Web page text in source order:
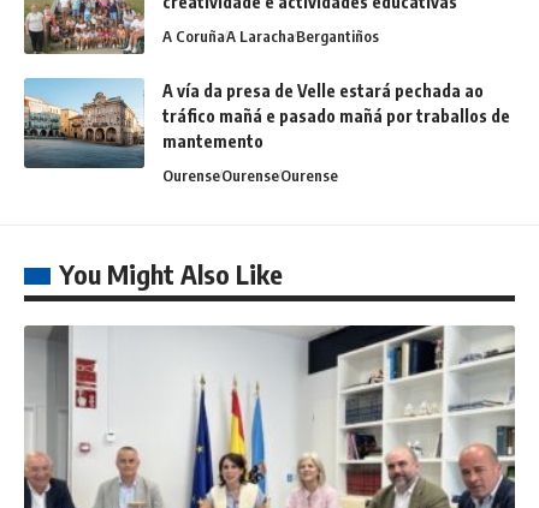
A CoruñaA LarachaBergantiños
A vía da presa de Velle estará pechada ao
tráfico mañá e pasado mañá por traballos de
mantemento
OurenseOurenseOurense
You Might Also Like